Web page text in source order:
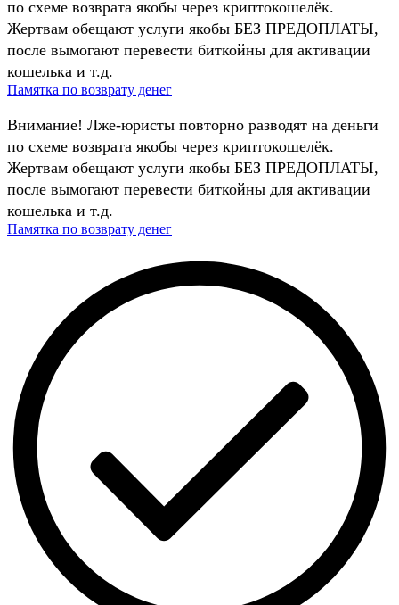
по схеме возврата якобы через криптокошелёк.
Жертвам обещают услуги якобы БЕЗ ПРЕДОПЛАТЫ,
после вымогают перевести биткойны для активации
кошелька и т.д.
Памятка по возврату денег
Внимание! Лже-юристы повторно разводят на деньги
по схеме возврата якобы через криптокошелёк.
Жертвам обещают услуги якобы БЕЗ ПРЕДОПЛАТЫ,
после вымогают перевести биткойны для активации
кошелька и т.д.
Памятка по возврату денег